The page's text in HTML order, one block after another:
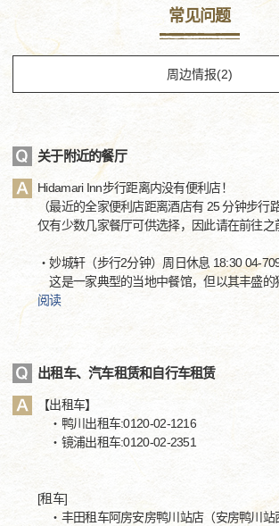
常见问题
关于附近的餐厅
Hidamari Inn步行距离内没有便利店！
（最近的全家便利店距离酒店有 25 分钟步行
仅有少数几家餐厅可供选择，因此请在前往之
・妙城轩（步行2分钟）周日休息 18:30 04-
这是一家典型的当地中餐馆，但以其丰盛的
阅读
出租车、汽车租赁和自行车租赁
【出租车】
・鸭川出租车:0120-02-1216
・镜浦出租车:0120-02-2351
[租车]
・丰田租车阿房安房鸭川站店（安房鸭川站